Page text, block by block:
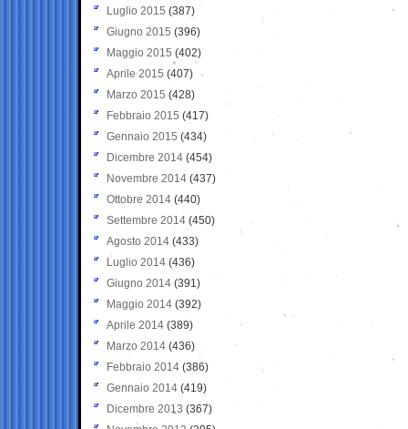
Luglio 2015 (387)
Giugno 2015 (396)
Maggio 2015 (402)
Aprile 2015 (407)
Marzo 2015 (428)
Febbraio 2015 (417)
Gennaio 2015 (434)
Dicembre 2014 (454)
Novembre 2014 (437)
Ottobre 2014 (440)
Settembre 2014 (450)
Agosto 2014 (433)
Luglio 2014 (436)
Giugno 2014 (391)
Maggio 2014 (392)
Aprile 2014 (389)
Marzo 2014 (436)
Febbraio 2014 (386)
Gennaio 2014 (419)
Dicembre 2013 (367)